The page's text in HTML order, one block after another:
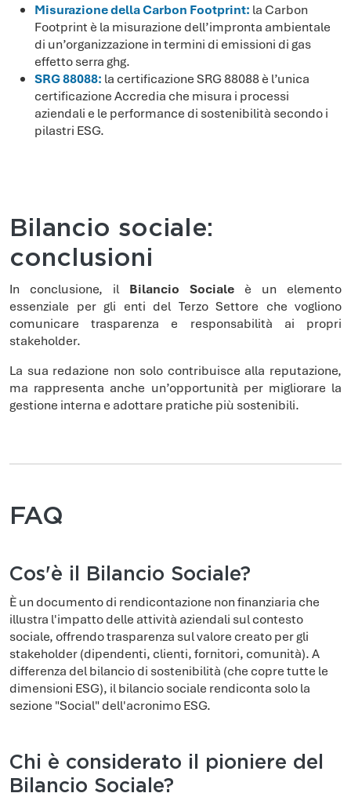
Misurazione della Carbon Footprint: la Carbon
Footprint è la misurazione dell’impronta ambientale
di un’organizzazione in termini di emissioni di gas
effetto serra ghg.
SRG 88088: la certificazione SRG 88088 è l’unica
certificazione Accredia che misura i processi
aziendali e le performance di sostenibilità secondo i
pilastri ESG.
Bilancio sociale:
conclusioni
In conclusione, il Bilancio Sociale è un elemento
essenziale per gli enti del Terzo Settore che vogliono
comunicare trasparenza e responsabilità ai propri
stakeholder.
La sua redazione non solo contribuisce alla reputazione,
ma rappresenta anche un’opportunità per migliorare la
gestione interna e adottare pratiche più sostenibili.
FAQ
Cos'è il Bilancio Sociale?
È un documento di rendicontazione non finanziaria che
illustra l'impatto delle attività aziendali sul contesto
sociale, offrendo trasparenza sul valore creato per gli
stakeholder (dipendenti, clienti, fornitori, comunità). A
differenza del bilancio di sostenibilità (che copre tutte le
dimensioni ESG), il bilancio sociale rendiconta solo la
sezione "Social" dell'acronimo ESG.
Chi è considerato il pioniere del
Bilancio Sociale?